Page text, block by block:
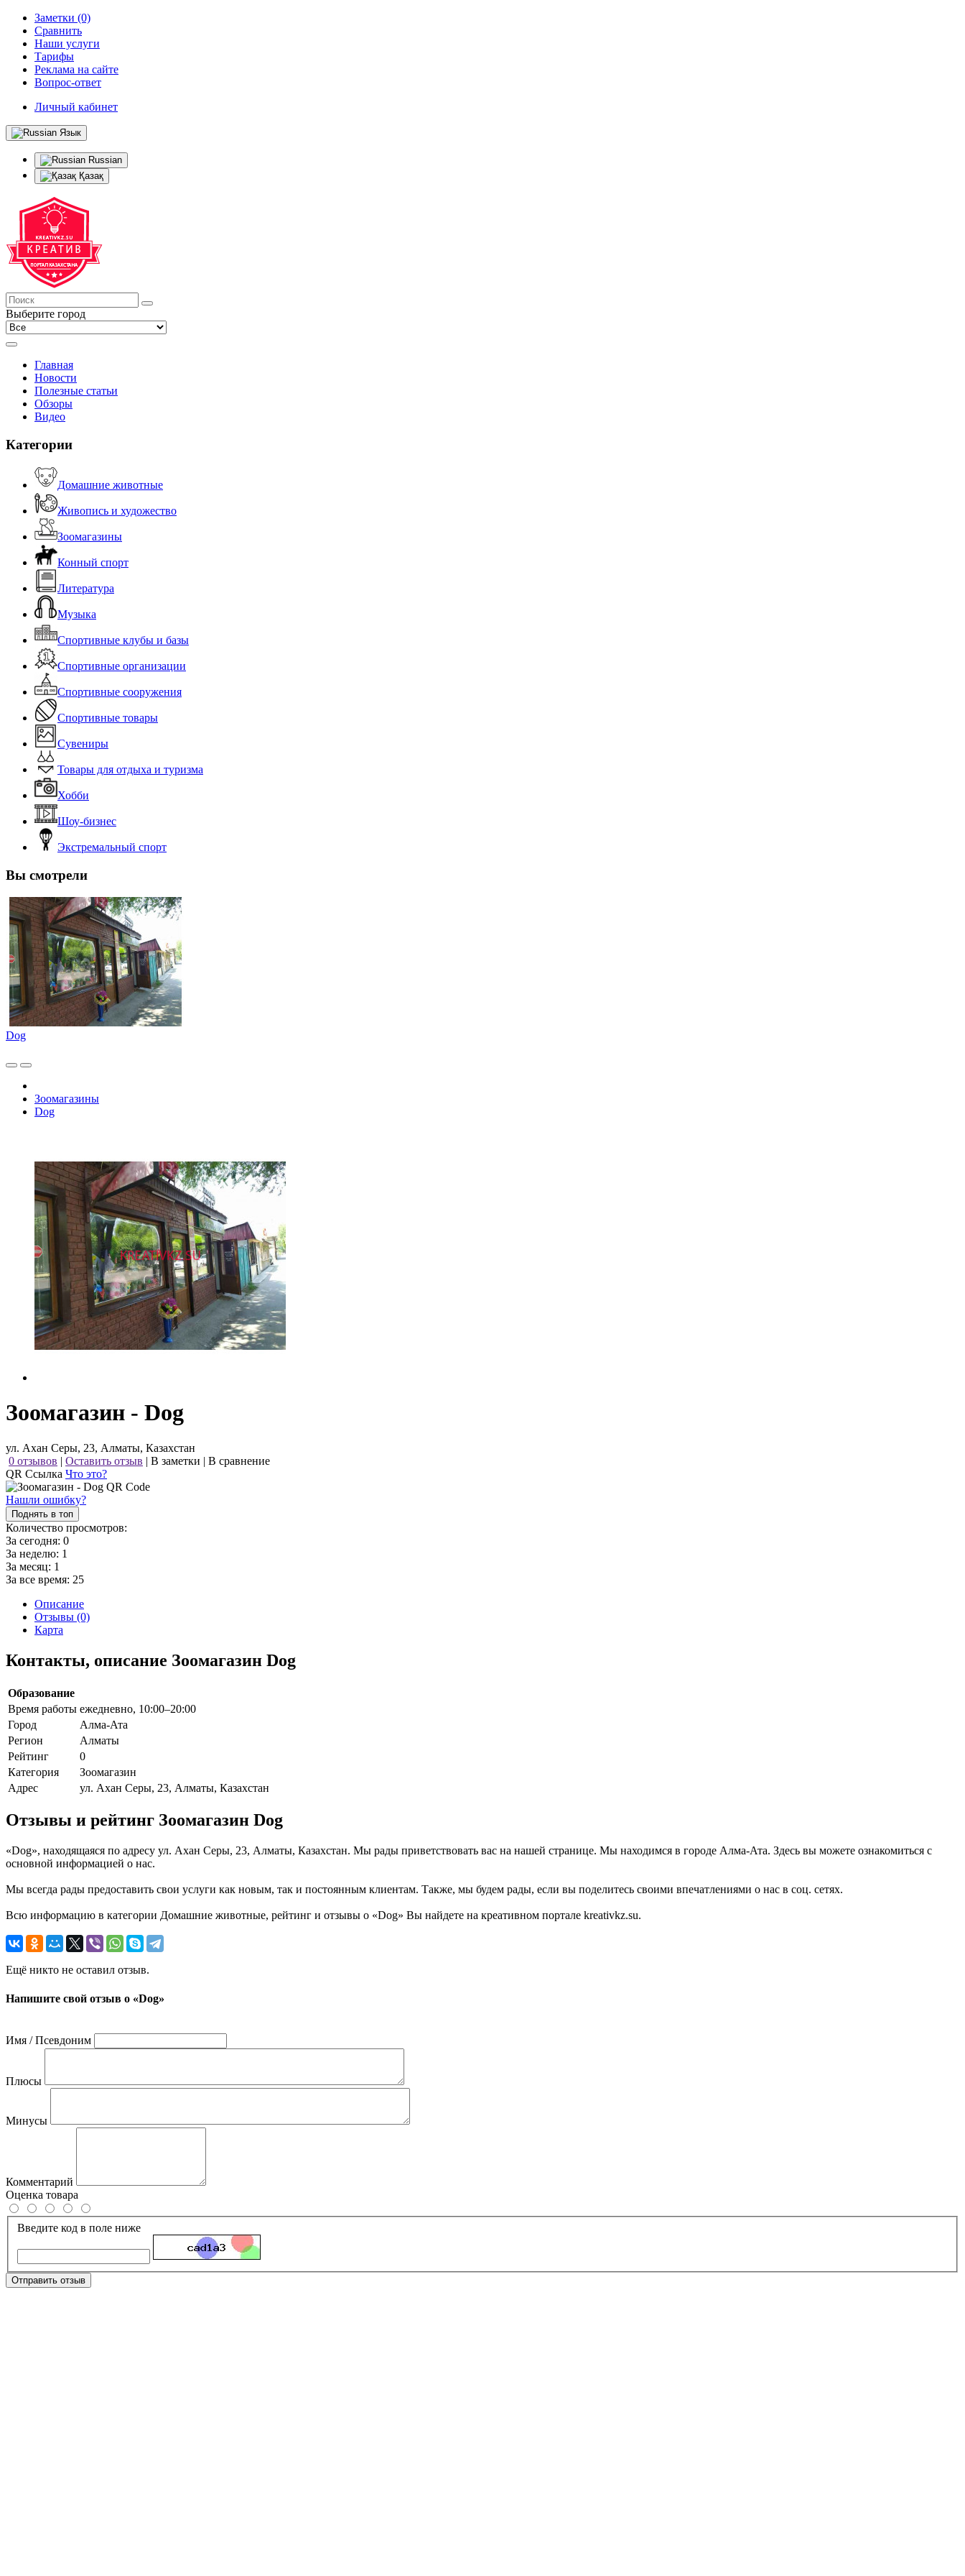
Заметки (0)
Сравнить
Наши услуги
Тарифы
Реклама на сайте
Вопрос-ответ
Личный кабинет
Язык
Russian
Қазақ
Выберите город
Главная
Новости
Полезные статьи
Обзоры
Видео
Категории
Домашние животные
Живопись и художество
Зоомагазины
Конный спорт
Литература
Музыка
Спортивные клубы и базы
Спортивные организации
Спортивные сооружения
Спортивные товары
Сувениры
Товары для отдыха и туризма
Хобби
Шоу-бизнес
Экстремальный спорт
Вы смотрели
Dog
Зоомагазины
Dog
Зоомагазин - Dog
ул. Ахан Серы, 23, Алматы, Казахстан
0 отзывов | Оставить отзыв | В заметки | В сравнение
QR Ссылка Что это?
Нашли ошибку?
Поднять в топ
Количество просмотров:
За сегодня: 0
За неделю: 1
За месяц: 1
За все время: 25
Описание
Отзывы (0)
Карта
Контакты, описание Зоомагазин Dog
Образование
Время работы ежедневно, 10:00–20:00
Город
Алма-Ата
Регион
Алматы
Рейтинг
0
Категория
Зоомагазин
Адрес
ул. Ахан Серы, 23, Алматы, Казахстан
Отзывы и рейтинг Зоомагазин Dog
«Dog», находящаяся по адресу ул. Ахан Серы, 23, Алматы, Казахстан. Мы рады приветствовать вас на нашей странице. Мы находимся в городе Алма-Ата. Здесь вы можете ознакомиться с
основной информацией о нас.
Мы всегда рады предоставить свои услуги как новым, так и постоянным клиентам. Также, мы будем рады, если вы поделитесь своими впечатлениями о нас в соц. сетях.
Всю информацию в категории Домашние животные, рейтинг и отзывы о «Dog» Вы найдете на креативном портале kreativkz.su.
Ещё никто не оставил отзыв.
Напишите свой отзыв о «Dog»
Имя / Псевдоним
Плюсы
Минусы
Комментарий
Оценка товара
Введите код в поле ниже
Отправить отзыв